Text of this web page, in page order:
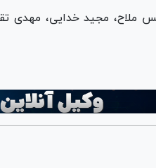
ملاح، مجید خدایی، مهدی